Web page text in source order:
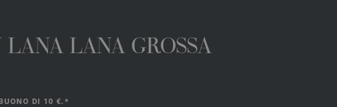
LANA GROSSA
DI 10 €.*